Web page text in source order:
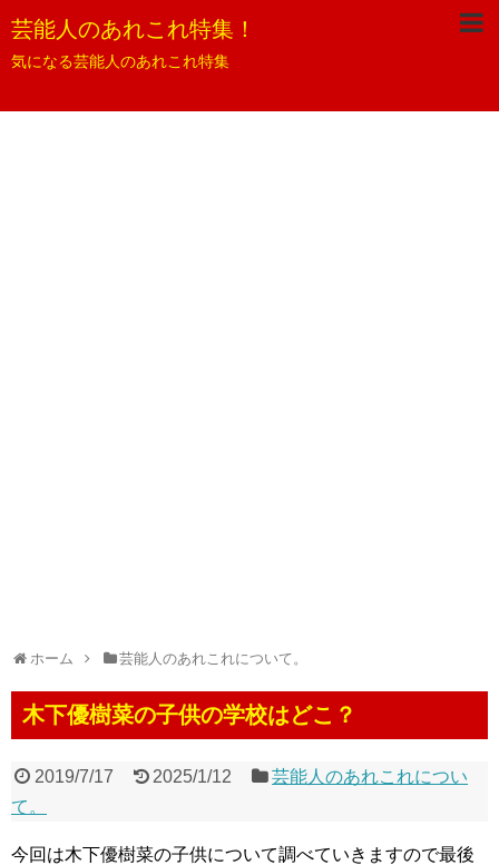
芸能人のあれこれ特集！
気になる芸能人のあれこれ特集
ホーム 芸能人のあれこれについて。
木下優樹菜の子供の学校はどこ？
2019/7/17 2025/1/12
芸能人のあれこれについ
て。
今回は木下優樹菜の子供について調べていきますので最後